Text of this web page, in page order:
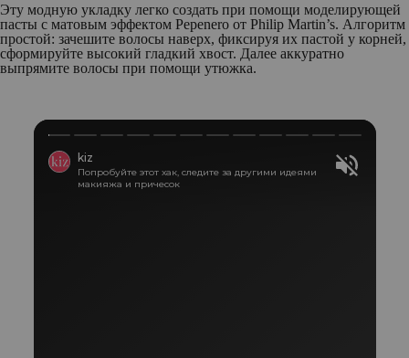
Эту модную укладку легко создать при помощи моделирующей
пасты с матовым эффектом Pepenero от Philip Martin’s. Алгоритм
простой: зачешите волосы наверх, фиксируя их пастой у корней,
сформируйте высокий гладкий хвост. Далее аккуратно
выпрямите волосы при помощи утюжка.